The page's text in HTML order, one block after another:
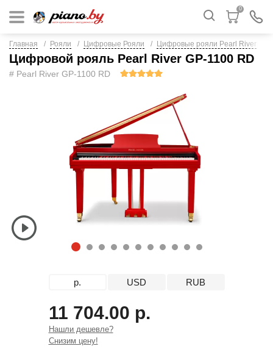
0
Главная Рояли Цифровые Рояли Цифровые рояли Pearl River
Цифровой рояль Pearl River GP-1100 RD
# Pearl River GP-1100 RD
1 2 3 4 5 6 7 8 9
1
1
р. USD RUB
11 704.00 р.
Нашли дешевле?
Снизим цену!